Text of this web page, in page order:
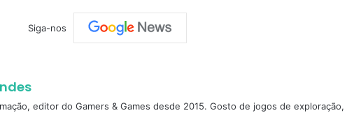
Siga-nos
editor do Gamers & Games desde 2015. Gosto de jogos de exploração,